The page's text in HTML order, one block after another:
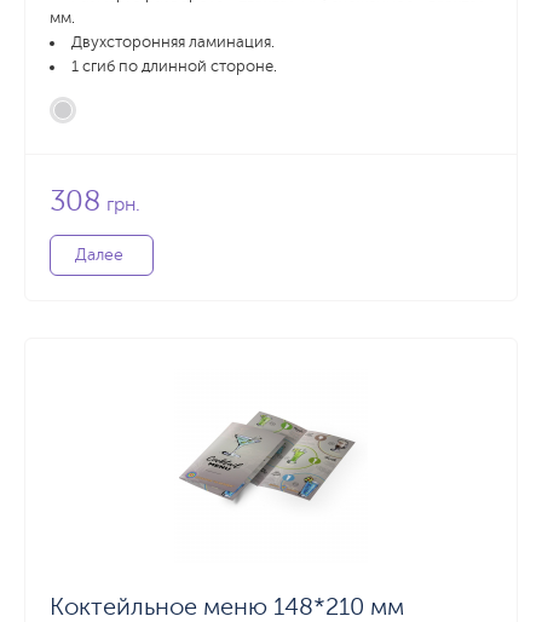
мм.
Двухсторонняя ламинация.
1 сгиб по длинной стороне.
308 грн.
Далее
Коктейльное меню 148*210 мм